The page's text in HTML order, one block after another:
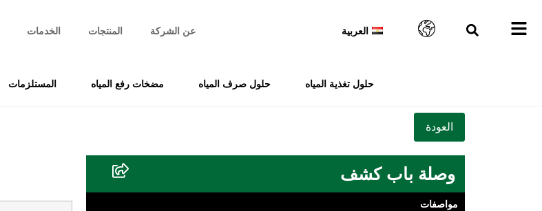
العربية عن الشركة المنتجات الخدمات
حلول تغذية المياه حلول صرف المياه مضخات رفع المياه المستلزمات
وصلة باب كشف
مواصفات